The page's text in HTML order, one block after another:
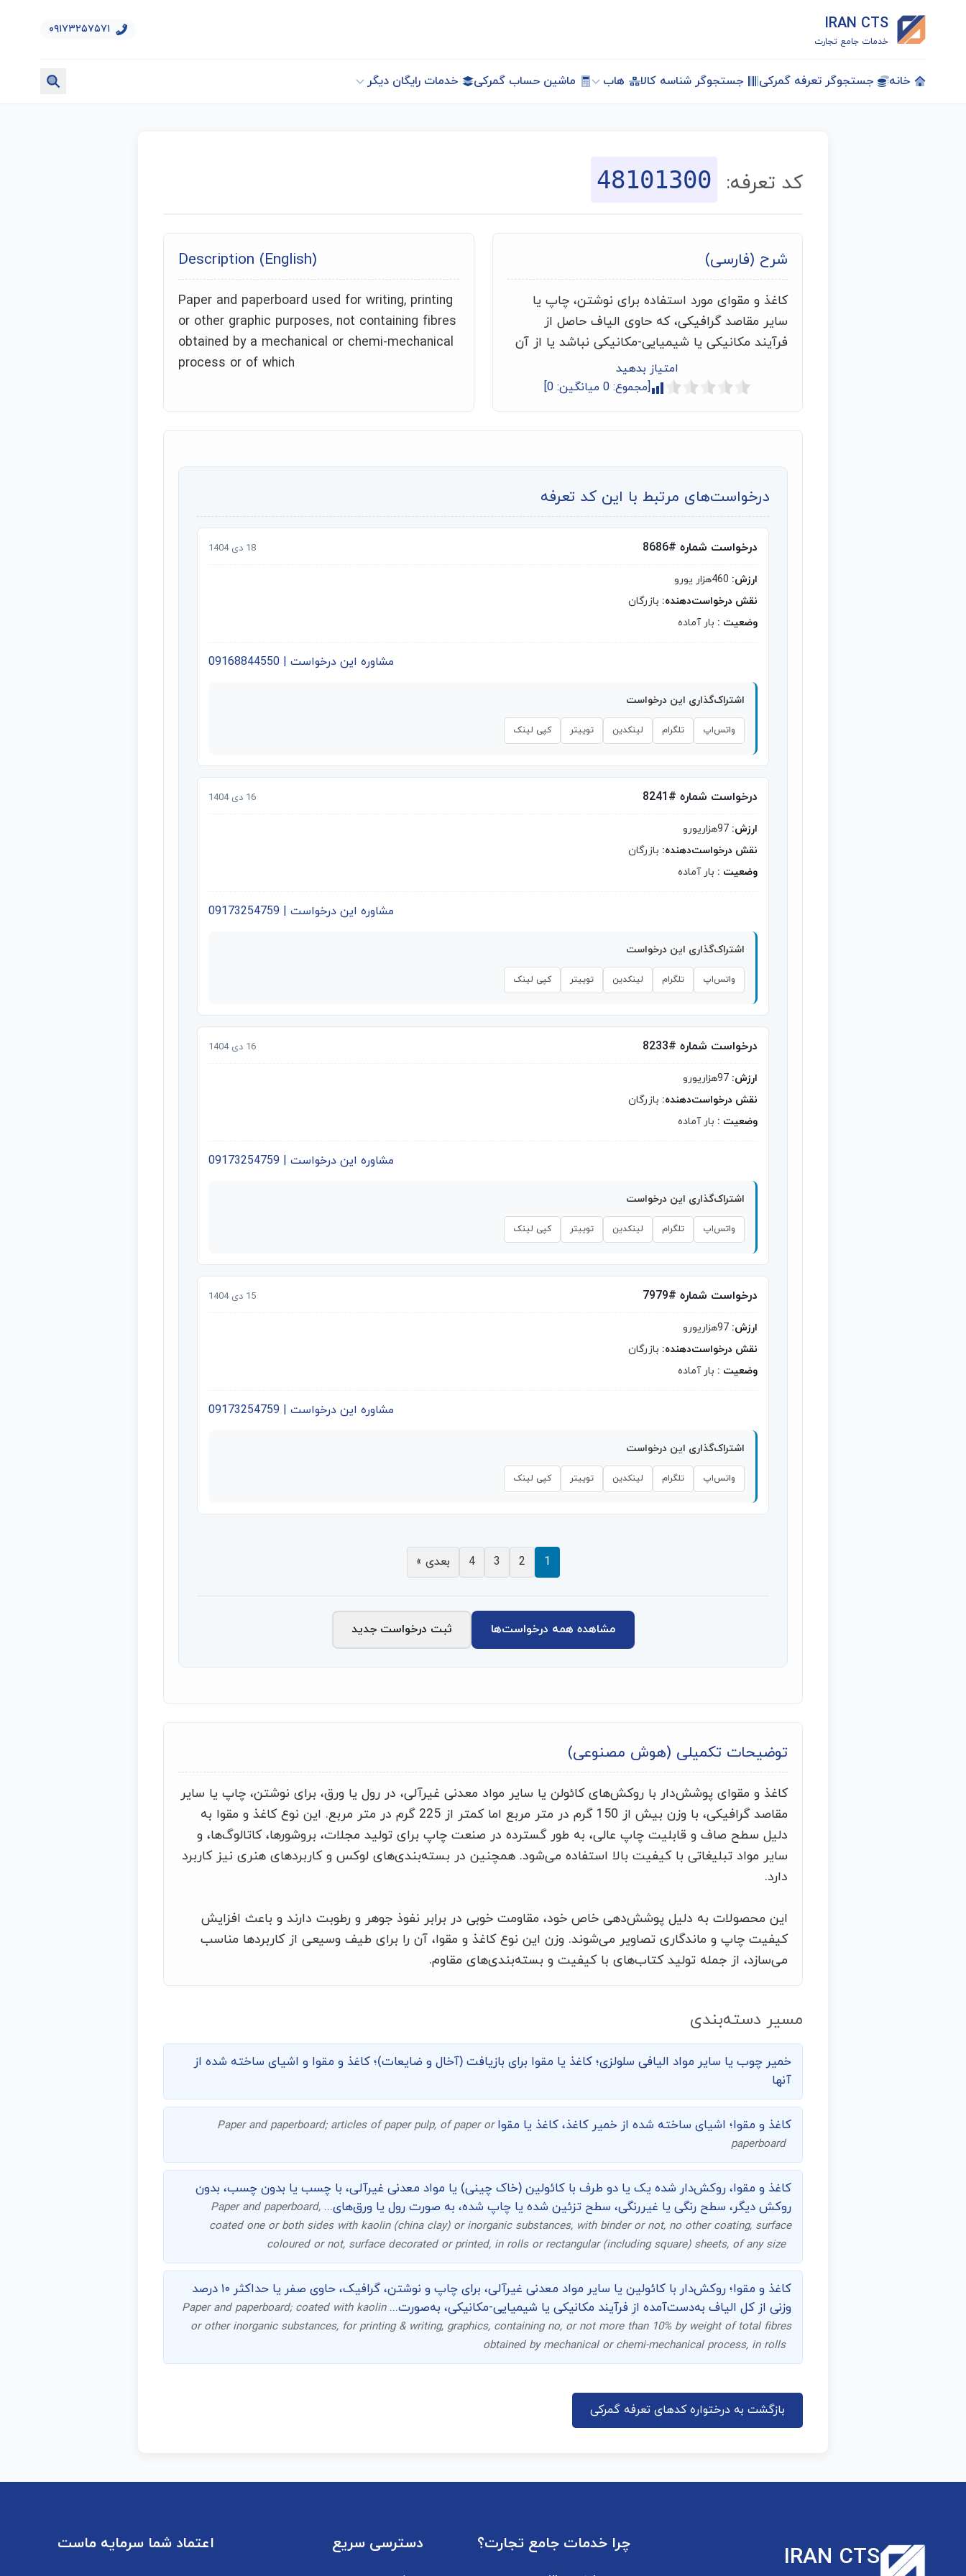
IRAN CTS
خدمات جامع تجارت
۰۹۱۷۳۲۵۷۵۷۱
خانه جستجوگر تعرفه گمرکی جستجوگر شناسه کالا هاب ماشین حساب گمرکی خدمات رایگان دیگر
کد تعرفه: 48101300
شرح (فارسی)
کاغذ و مقوای مورد استفاده برای نوشتن، چاپ یا
سایر مقاصد گرافیکی، که حاوی الیاف حاصل از
فرآیند مکانیکی یا شیمیایی-مکانیکی نباشد یا از آن
امتیاز بدهید
[مجموع:0 میانگین:0
]
Description (English)
Paper and paperboard used for writing, printing
or other graphic purposes, not containing fibres
obtained by a mechanical or chemi-mechanical
process or of which
درخواست‌های مرتبط با این کد تعرفه
درخواست شماره #8686 18 دی 1404
ارزش:
نقش درخواست‌دهنده: بازرگان
وضعیت : بار آماده
مشاوره این درخواست | 09168844550
اشتراک‌گذاری این درخواست
واتس‌اپ تلگرام لینکدین توییتر کپی لینک
درخواست شماره #8241 16 دی 1404
ارزش:
نقش درخواست‌دهنده: بازرگان
وضعیت : بار آماده
مشاوره این درخواست | 09173254759
اشتراک‌گذاری این درخواست
واتس‌اپ تلگرام لینکدین توییتر کپی لینک
درخواست شماره #8233 16 دی 1404
ارزش:
نقش درخواست‌دهنده: بازرگان
وضعیت : بار آماده
مشاوره این درخواست | 09173254759
اشتراک‌گذاری این درخواست
واتس‌اپ تلگرام لینکدین توییتر کپی لینک
درخواست شماره #7979 15 دی 1404
ارزش:
نقش درخواست‌دهنده: بازرگان
وضعیت : بار آماده
مشاوره این درخواست | 09173254759
اشتراک‌گذاری این درخواست
واتس‌اپ تلگرام لینکدین توییتر کپی لینک
1
2
3
4 بعدی »
مشاهده همه درخواست‌ها ثبت درخواست جدید
توضیحات تکمیلی (هوش مصنوعی)
کاغذ و مقوای پوشش‌دار با روکش‌های کائولن یا سایر مواد معدنی غیرآلی، در رول یا ورق، برای نوشتن، چاپ یا سایر
مقاصد گرافیکی، با وزن بیش از 150 گرم در متر مربع اما کمتر از 225 گرم در متر مربع. این نوع کاغذ و مقوا به
دلیل سطح صاف و قابلیت چاپ عالی، به طور گسترده در صنعت چاپ برای تولید مجلات، بروشورها، کاتالوگ‌ها، و
سایر مواد تبلیغاتی با کیفیت بالا استفاده می‌شود. همچنین در بسته‌بندی‌های لوکس و کاربردهای هنری نیز کاربرد
دارد.
این محصولات به دلیل پوشش‌دهی خاص خود، مقاومت خوبی در برابر نفوذ جوهر و رطوبت دارند و باعث افزایش
کیفیت چاپ و ماندگاری تصاویر می‌شوند. وزن این نوع کاغذ و مقوا، آن را برای طیف وسیعی از کاربردها مناسب
می‌سازد، از جمله تولید کتاب‌های با کیفیت و بسته‌بندی‌های مقاوم.
مسیر دسته‌بندی
خمیر چوب یا سایر مواد الیافی سلولزی؛ کاغذ یا مقوا برای بازیافت (آخال و ضایعات)؛ کاغذ و مقوا و اشیای ساخته شده از
آنها
کاغذ و مقوا؛ اشیای ساخته شده از خمیر کاغذ، کاغذ یا مقواPaper and paperboard; articles of paper pulp, of paper or
paperboard
کاغذ و مقوا، روکش‌دار شده یک یا دو طرف با کائولین (خاک چینی) یا مواد معدنی غیرآلی، با چسب یا بدون چسب، بدون
روکش دیگر، سطح رنگی یا غیررنگی، سطح تزئین شده یا چاپ شده، به صورت رول یا ورق‌های... Paper and paperboard,
coated one or both sides with kaolin (china clay) or inorganic substances, with binder or not, no other coating, surface
coloured or not, surface decorated or printed, in rolls or rectangular (including square) sheets, of any size
کاغذ و مقوا؛ روکش‌دار با کائولین یا سایر مواد معدنی غیرآلی، برای چاپ و نوشتن، گرافیک، حاوی صفر یا حداکثر ۱۰ درصد
وزنی از کل الیاف به‌دست‌آمده از فرآیند مکانیکی یا شیمیایی-مکانیکی، به‌صورت...Paper and paperboard; coated with kaolin
or other inorganic substances, for printing & writing, graphics, containing no, or not more than 10% by weight of total fibres
obtained by mechanical or chemi-mechanical process, in rolls
بازگشت به درختواره کدهای تعرفه گمرکی
IRAN CTS چرا خدمات جامع تجارت؟ دسترسی سریع اعتماد شما سرمایه ماست